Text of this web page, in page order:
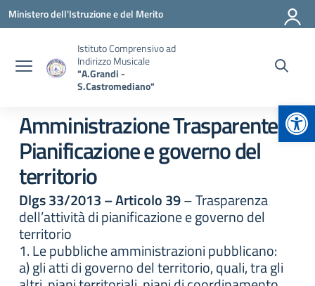
Vai ai contenuti
Vai al menu di navigazione
Vai al footer
Ministero dell'Istruzione e del Merito
Istituto Comprensivo ad
Indirizzo Musicale
"A.Grandi -
S.Castromediano"
Amministrazione Trasparente:
Pianificazione e governo del
territorio
Dlgs 33/2013 – Articolo 39– Trasparenza
dell’attività di pianificazione e governo del
territorio
1. Le pubbliche amministrazioni pubblicano:
a) gli atti di governo del territorio, quali, tra gli